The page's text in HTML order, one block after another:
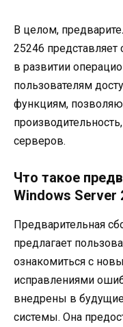
В целом,
25246
в развитии
пользователям
функциям,
серверов.
Что такое
Windows Server
Предварительная
предлагает
ознакомиться с
исправлениями
внедрены в
системы. Она